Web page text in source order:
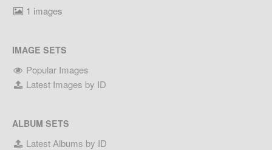
1 images
IMAGE SETS
Popular Images
Latest Images by ID
ALBUM SETS
Latest Albums by ID